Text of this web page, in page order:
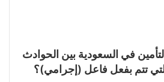
في السعودية بين الحوادث
تتم بفعل فاعل (إجرامي)؟